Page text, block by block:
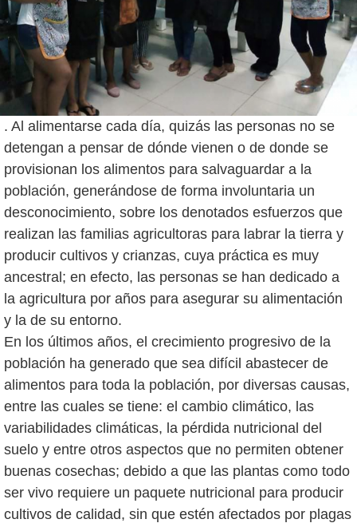
. Al alimentarse cada día, quizás las personas no se
detengan a pensar de dónde vienen o de donde se
provisionan los alimentos para salvaguardar a la
población, generándose de forma involuntaria un
desconocimiento, sobre los denotados esfuerzos que
realizan las familias agricultoras para labrar la tierra y
producir cultivos y crianzas, cuya práctica es muy
ancestral; en efecto, las personas se han dedicado a
la agricultura por años para asegurar su alimentación
y la de su entorno.
En los últimos años, el crecimiento progresivo de la
población ha generado que sea difícil abastecer de
alimentos para toda la población, por diversas causas,
entre las cuales se tiene: el cambio climático, las
variabilidades climáticas, la pérdida nutricional del
suelo y entre otros aspectos que no permiten obtener
buenas cosechas; debido a que las plantas como todo
ser vivo requiere un paquete nutricional para producir
cultivos de calidad, sin que estén afectados por plagas